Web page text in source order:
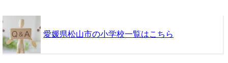
愛媛県松山市の小学校一覧はこちら